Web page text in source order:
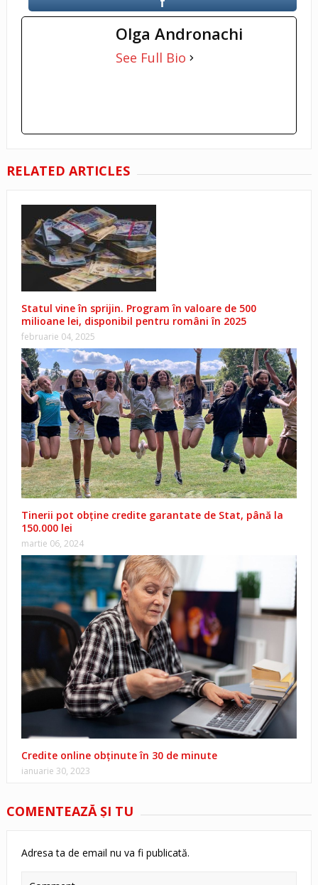
Olga Andronachi
See Full Bio
RELATED ARTICLES
Statul vine în sprijin. Program în valoare de 500
milioane lei, disponibil pentru români în 2025
februarie 04, 2025
Tinerii pot obține credite garantate de Stat, până la
150.000 lei
martie 06, 2024
Credite online obținute în 30 de minute
ianuarie 30, 2023
COMENTEAZĂ ŞI TU
Adresa ta de email nu va fi publicată.